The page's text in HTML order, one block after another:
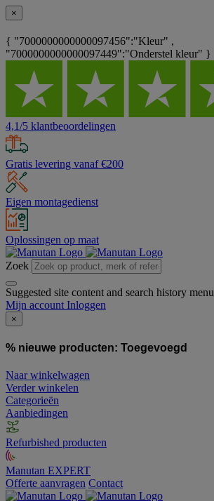
×
{ "7000000000000097456":"Kleur" ,
"7000000000000097449":"Onderstel kleur" }
4,1/5 klantbeoordelingen
Gratis levering vanaf €200
Eigen montagedienst
Oplossingen op maat
Zoek
Suggested site content and search history menu
Mijn account Inloggen
×
% nieuwe producten: Toegevoegd
Naar winkelwagen
Verder winkelen
Categorieën
Aanbiedingen
Refurbished producten
Manutan EXPERT
Offerte aanvragen Contact